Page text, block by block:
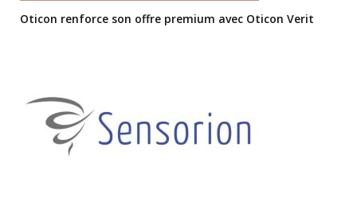
Oticon renforce son offre premium avec Oticon Verit